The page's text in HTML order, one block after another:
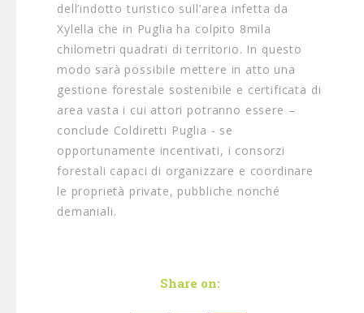
dell’indotto turistico sull’area infetta da
Xylella che in Puglia ha colpito 8mila
chilometri quadrati di territorio. In questo
modo sarà possibile mettere in atto una
gestione forestale sostenibile e certificata di
area vasta i cui attori potranno essere –
conclude Coldiretti Puglia - se
opportunamente incentivati, i consorzi
forestali capaci di organizzare e coordinare
le proprietà private, pubbliche nonché
demaniali.
Share on: